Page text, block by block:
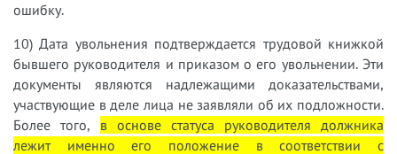
ошибку.
10) Дата увольнения подтверждается трудовой книжкой
бывшего руководителя и приказом о его увольнении. Эти
документы являются надлежащими доказательствами,
участвующие в деле лица не заявляли об их подложности.
Более того, в основе статуса руководителя должника
лежит именно его положение в соответствии с